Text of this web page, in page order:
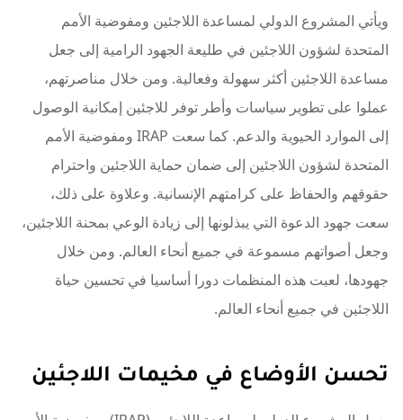
ويأتي المشروع الدولي لمساعدة اللاجئين ومفوضية الأمم
المتحدة لشؤون اللاجئين في طليعة الجهود الرامية إلى جعل
مساعدة اللاجئين أكثر سهولة وفعالية. ومن خلال مناصرتهم،
عملوا على تطوير سياسات وأطر توفر للاجئين إمكانية الوصول
إلى الموارد الحيوية والدعم. كما سعت IRAP ومفوضية الأمم
المتحدة لشؤون اللاجئين إلى ضمان حماية اللاجئين واحترام
حقوقهم والحفاظ على كرامتهم الإنسانية. وعلاوة على ذلك،
سعت جهود الدعوة التي يبذلونها إلى زيادة الوعي بمحنة اللاجئين،
وجعل أصواتهم مسموعة في جميع أنحاء العالم. ومن خلال
جهودها، لعبت هذه المنظمات دورا أساسيا في تحسين حياة
اللاجئين في جميع أنحاء العالم.
تحسن الأوضاع في مخيمات اللاجئين